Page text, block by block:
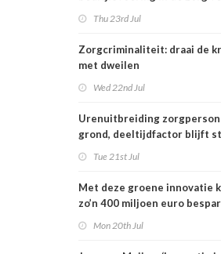
Thu 23rd Jul
Zorgcriminaliteit: draai de
met dweilen
Wed 22nd Jul
Urenuitbreiding
grond, deeltijdfactor blijft
Tue 21st Jul
Met deze groene innovatie
zo’n 400 miljoen euro
Mon 20th Jul